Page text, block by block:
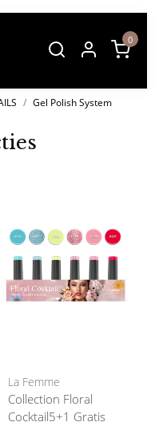
0
Gel Polish System
La Femme
Collection Floral
Cocktail5+1 Gratis